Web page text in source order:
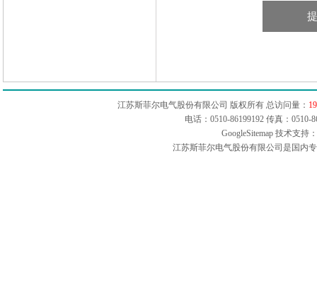
江苏斯菲尔电气股份有限公司 版权所有 总访问量：
电话：0510-86199192 传真：
GoogleSitemap技术支持
江苏斯菲尔电气股份有限公司是国内